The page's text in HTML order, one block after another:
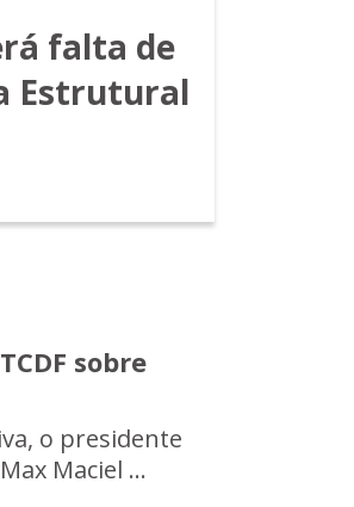
falta de
Estrutural
sobre
o presidente
Maciel ...